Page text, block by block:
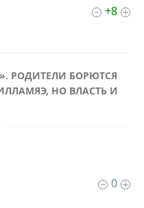
+8
РОДИТЕЛИ БОРЮТСЯ
НО ВЛАСТЬ И
0